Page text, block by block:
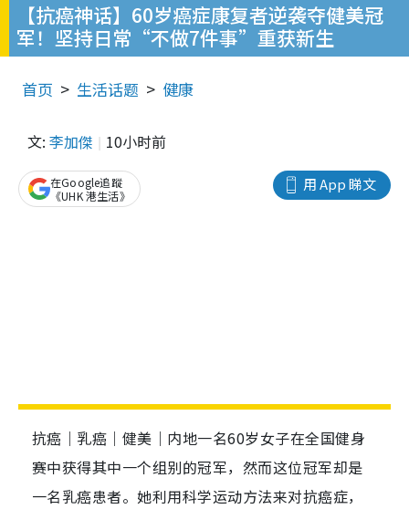
【抗癌神话】60岁癌症康复者逆袭夺健美冠
军！坚持日常“不做7件事”重获新生
首页 生活话题 健康
文: 李加傑 10小时前
用 App 睇文
在Google追蹤
《UHK 港生活》
抗癌｜乳癌｜健美｜内地一名60岁女子在全国健身
赛中获得其中一个组别的冠军，然而这位冠军却是
一名乳癌患者。她利用科学运动方法来对抗癌症，